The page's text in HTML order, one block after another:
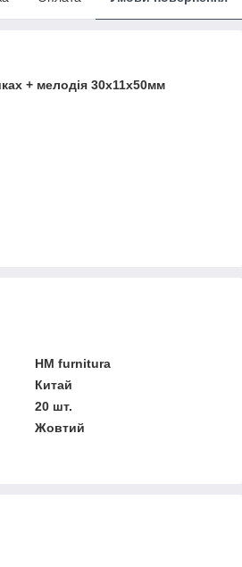
+ мелодія 30х11х50мм
HM furnitura
Китай
20 шт.
Жовтий